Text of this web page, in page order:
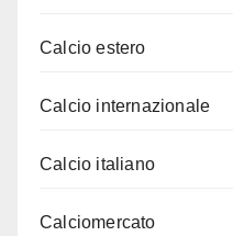
Calcio estero
Calcio internazionale
Calcio italiano
Calciomercato